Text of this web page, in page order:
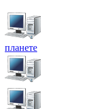
планете